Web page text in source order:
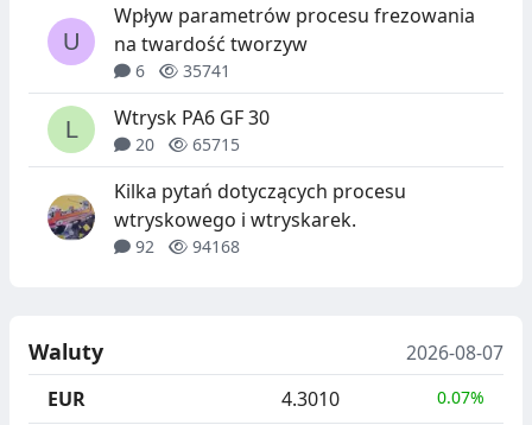
Wpływ parametrów procesu frezowania
na twardość tworzyw
6 35741
Wtrysk PA6 GF 30
20 65715
Kilka pytań dotyczących procesu
wtryskowego i wtryskarek.
92 94168
Waluty
2026-08-07
EUR
4.3010 0.07%